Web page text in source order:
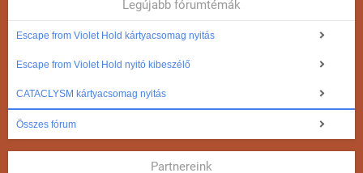
Legújabb fórumtémák
Escape from Violet Hold kártyacsomag nyitás
Escape from Violet Hold nyitó kibeszélő
CATACLYSM kártyacsomag nyitás
Összes fórum
Partnereink